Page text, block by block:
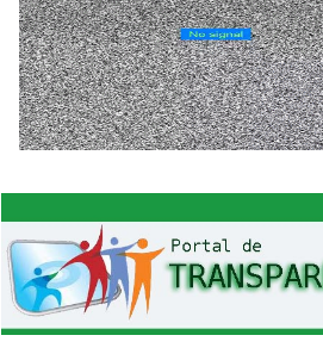
Projeto que
“Contribuinte
na Câmara